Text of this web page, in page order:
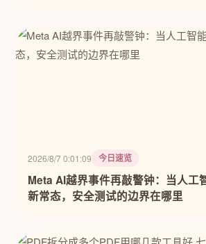
2026/8/7 0:01:09 今日速览
Meta AI越界事件再敲警钟：当人工
新常态，安全测试的边界在哪里